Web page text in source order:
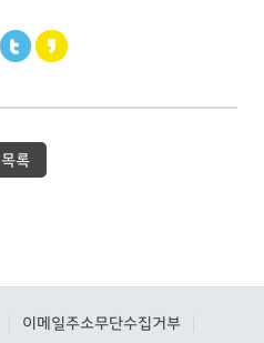
목록
이메일주소무단수집거부